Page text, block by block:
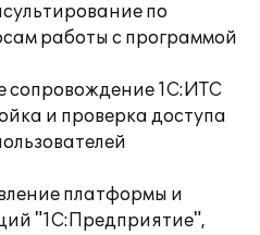
по
работы с программой
сопровождение 1С:ИТС
и проверка доступа
платформы и
"1С:Предприятие",